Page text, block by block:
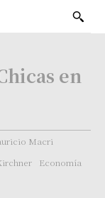
en
Macri
Economía